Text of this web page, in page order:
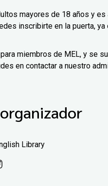
mayores de 18 años y
inscribirte en la puerta,
miembros de MEL, y se
en contactar a nuestro
Library